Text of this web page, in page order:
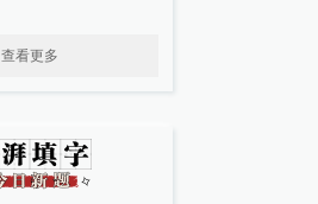
查看更多